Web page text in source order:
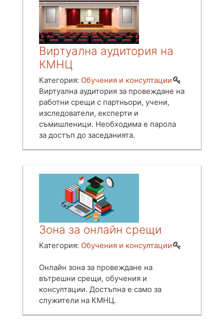
Виртуална аудитория на
КМНЦ
Категория: Обучения и консултации
Виртуална аудитория за провеждане на
работни срещи с партньори, учени,
изследователи, експерти и
съмишленици. Необходима е парола
за достъп до заседанията.
Зона за онлайн срещи
Категория: Обучения и консултации
Онлайн зона за провеждане на
вътрешни срещи, обучения и
консултации. Достъпна е само за
служители на КМНЦ.